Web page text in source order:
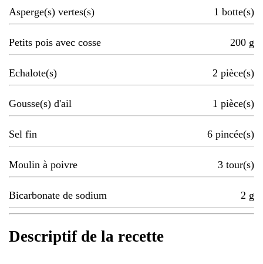
Asperge(s) vertes(s) 1 botte(s)
Petits pois avec cosse 200 g
Echalote(s) 2 pièce(s)
Gousse(s) d'ail 1 pièce(s)
Sel fin 6 pincée(s)
Moulin à poivre 3 tour(s)
Bicarbonate de sodium 2 g
Descriptif de la recette